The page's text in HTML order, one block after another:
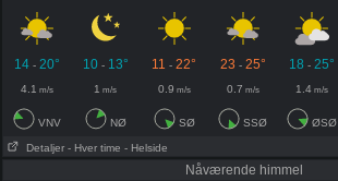
14 - 20° 10- 13° 11 -22° 23 - 25° 18 - 25°
4.1 m/s 1 m/s 0.9 m/s 0.7 m/s 1.4m/s
VNV NØ SØ SSØ ØSØ
Detaljer - Hver time - Helside
Nåværende himmel